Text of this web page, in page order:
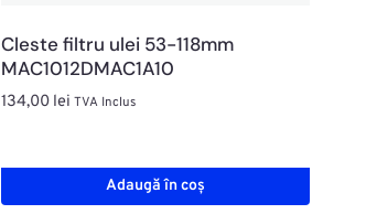
Cleste filtru ulei 53-118mm
MAC1012DMAC1A10
134,00 lei TVA Inclus
Adaugă în coș